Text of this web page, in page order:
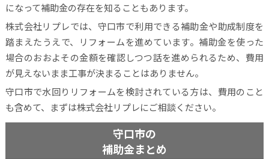
になって補助金の存在を知ることもあります。
株式会社リプレでは、守口市で利用できる補助金や助成制度を
踏まえたうえで、リフォームを進めています。補助金を使った
場合のおおよその金額を確認しつつ話を進められるため、費用
が見えないまま工事が決まることはありません。
守口市で水回りリフォームを検討されている方は、費用のこと
も含めて、まずは株式会社リプレにご相談ください。
守口市の
補助金まとめ